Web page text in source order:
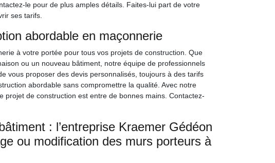
le pour de plus amples détails. Faites-lui part de votre
ses tarifs.
abordable en maçonnerie
à votre portée pour tous vos projets de construction. Que
ou un nouveau bâtiment, notre équipe de professionnels
vous proposer des devis personnalisés, toujours à des tarifs
abordable sans compromettre la qualité. Avec notre
projet de construction est entre de bonnes mains. Contactez-
: l’entreprise Kraemer Gédéon
ou modification des murs porteurs à